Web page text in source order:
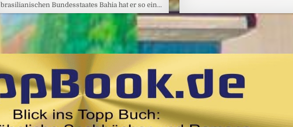
brasilianischen Bundesstaates Bahia hat er so ein…